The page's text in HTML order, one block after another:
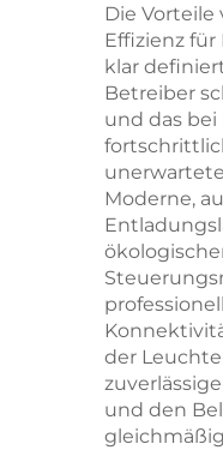
Die
Effizienz
klar
Betreiber
und das
Moderne,
der
und den